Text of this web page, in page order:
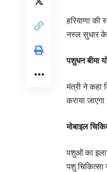
हरियाणा की
नस्ल सुधार के
पशुधन बीमा
मंत्री ने कहा
कराया
मोबाइल
पशुओं का
पशु